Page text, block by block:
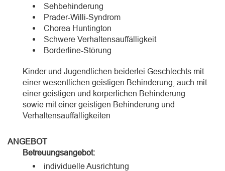
Sehbehinderung
Prader-Willi-Syndrom
Chorea Huntington
Schwere Verhaltensauffälligkeit
Borderline-Störung
Kinder und Jugendlichen beiderlei Geschlechts mit
einer wesentlichen geistigen Behinderung, auch mit
einer geistigen und körperlichen Behinderung
sowie mit einer geistigen Behinderung und
Verhaltensauffälligkeiten
ANGEBOT
Betreuungsangebot:
individuelle Ausrichtung